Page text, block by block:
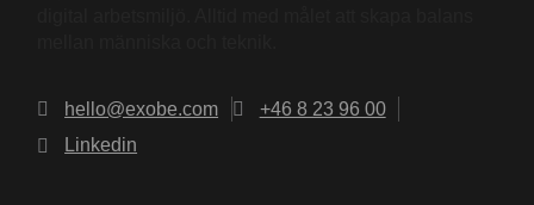
hello@exobe.com
+46 8 23 96 00
Linkedin